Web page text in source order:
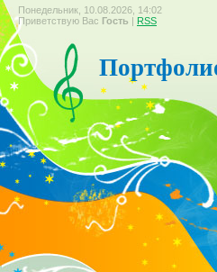
Понедельник, 10.08.2026, 14:02
Приветствую Вас Гость | RSS